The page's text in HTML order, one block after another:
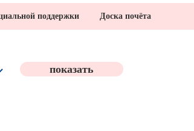
поддержки Доска почёта